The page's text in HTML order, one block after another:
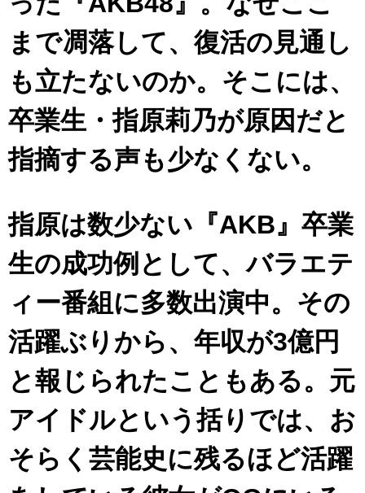
ぺいとう×いちごみるく×マヨラー星人 と同じと考えてよろしいですか？
ーン.gif
ふぇどみ！ / 【悲報】呪術廻戦、視聴率5.1%
ふぇどみ！ / 【画像】スポ－ツキャスターお姉さん・ハメまくりだったｗｗ
ｗｗｗｗｗｗｗｗｗｗ
かけまくったうちの息子が団地住みの貧乏に学歴で負けた」
まで凋落して、復活の見通し
も立たないのか。そこには、
卒業生・指原莉乃が原因だと
指摘する声も少なくない。
指原は数少ない『AKB』卒業
生の成功例として、バラエテ
ィー番組に多数出演中。その
活躍ぶりから、年収が3億円
と報じられたこともある。元
アイドルという括りでは、お
そらく芸能史に残るほど活躍